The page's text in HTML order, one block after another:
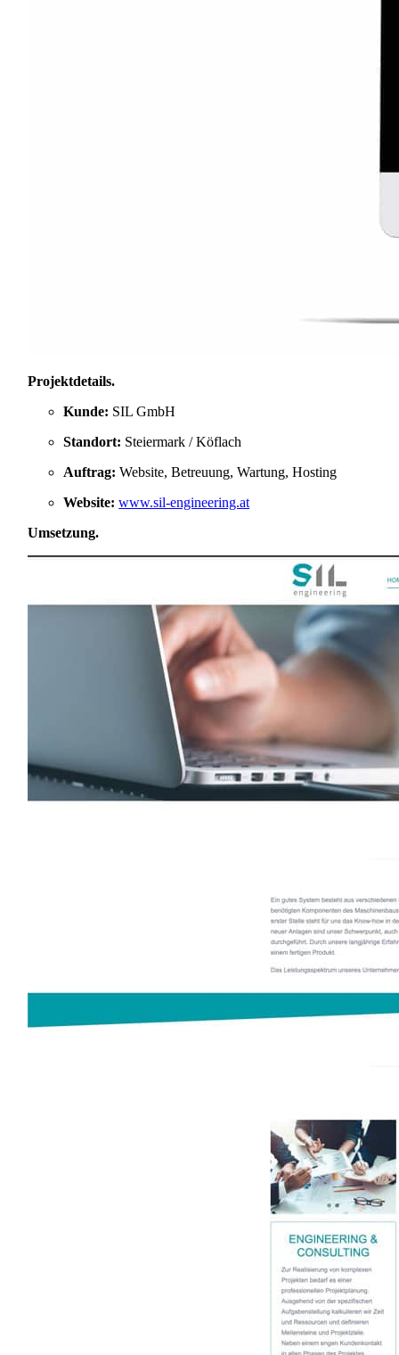
Projektdetails.
Kunde: SIL GmbH
Standort: Steiermark / Köflach
Auftrag: Website, Betreuung, Wartung, Hosting
Website: www.sil-engineering.at
Umsetzung.